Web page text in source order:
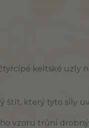
keltské uzly
štít, který tyto síly
vzoru trůní